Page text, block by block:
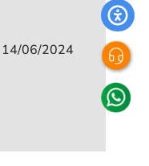
14/06/2024